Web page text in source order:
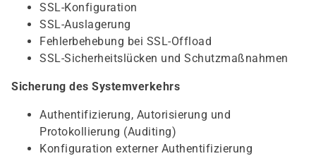
SSL-Konfiguration
SSL-Auslagerung
Fehlerbehebung bei SSL-Offload
SSL-Sicherheitslücken und Schutzmaßnahmen
Sicherung des Systemverkehrs
Authentifizierung, Autorisierung und
Protokollierung (Auditing)
Konfiguration externer Authentifizierung